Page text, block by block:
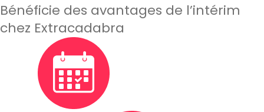
Bénéficie des avantages de l’intérim
chez Extracadabra